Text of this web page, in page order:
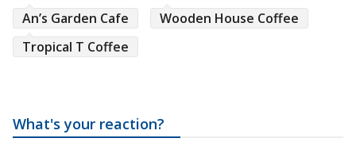
An’s Garden Cafe
Wooden House Coffee
Tropical T Coffee
What's your reaction?